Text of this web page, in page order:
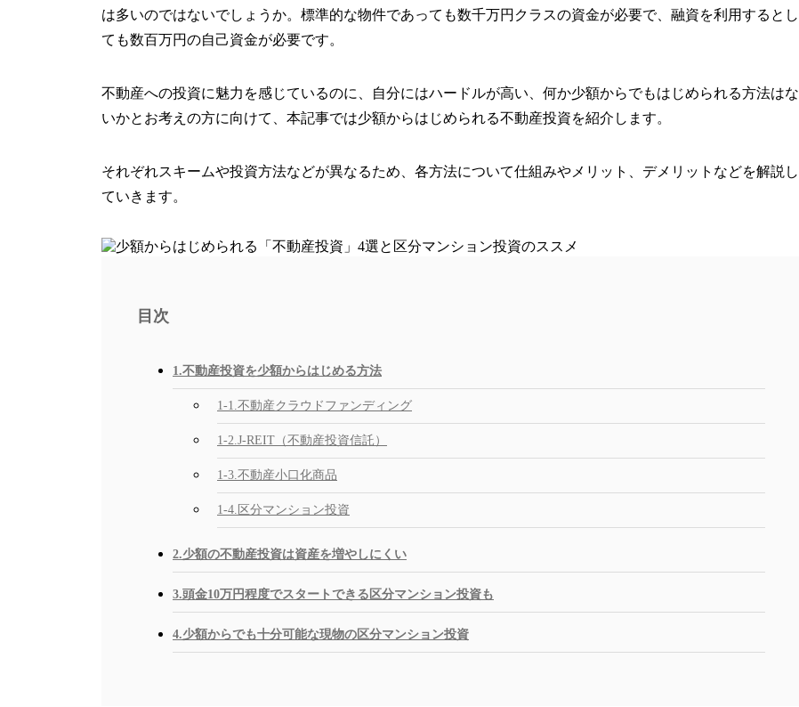
は多いのではないでしょうか。標準的な物件であっても数千万円クラスの資金が必要で、融資を利用するとし
ても数百万円の自己資金が必要です。
不動産への投資に魅力を感じているのに、自分にはハードルが高い、何か少額からでもはじめられる方法はな
いかとお考えの方に向けて、本記事では少額からはじめられる不動産投資を紹介します。
それぞれスキームや投資方法などが異なるため、各方法について仕組みやメリット、デメリットなどを解説し
ていきます。
目次
1.不動産投資を少額からはじめる方法
1-1.不動産クラウドファンディング
1-2.J-REIT（不動産投資信託）
1-3.不動産小口化商品
1-4.区分マンション投資
2.少額の不動産投資は資産を増やしにくい
3.頭金10万円程度でスタートできる区分マンション投資も
4.少額からでも十分可能な現物の区分マンション投資